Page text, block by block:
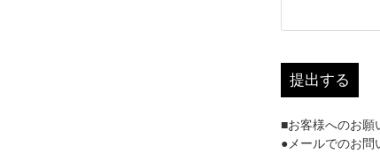
提出する
■お客様へのお願
●メールでのお問